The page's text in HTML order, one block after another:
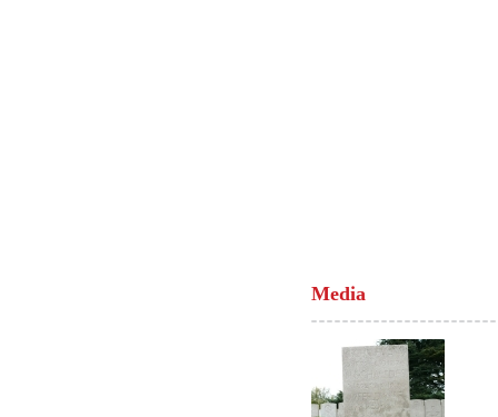
Media